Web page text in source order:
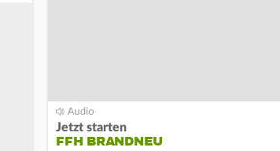
Jetzt starten
FFH BRANDNEU